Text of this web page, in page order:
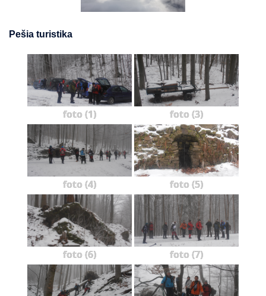
Pešia turistika
foto (1) foto (3)
foto (4) foto (5)
foto (6) foto (7)